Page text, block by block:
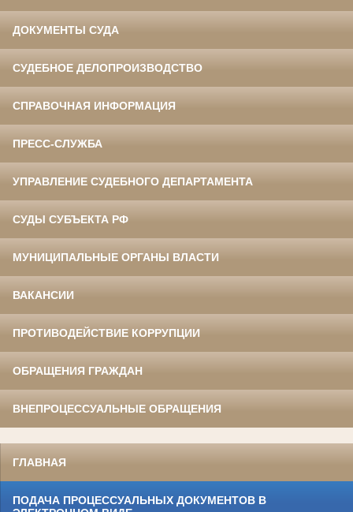
ДОКУМЕНТЫ СУДА
СУДЕБНОЕ ДЕЛОПРОИЗВОДСТВО
СПРАВОЧНАЯ ИНФОРМАЦИЯ
ПРЕСС-СЛУЖБА
УПРАВЛЕНИЕ СУДЕБНОГО ДЕПАРТАМЕНТА
СУДЫ СУБЪЕКТА РФ
МУНИЦИПАЛЬНЫЕ ОРГАНЫ ВЛАСТИ
ВАКАНСИИ
ПРОТИВОДЕЙСТВИЕ КОРРУПЦИИ
ОБРАЩЕНИЯ ГРАЖДАН
ВНЕПРОЦЕССУАЛЬНЫЕ ОБРАЩЕНИЯ
ГЛАВНАЯ
ПОДАЧА ПРОЦЕССУАЛЬНЫХ ДОКУМЕНТОВ В